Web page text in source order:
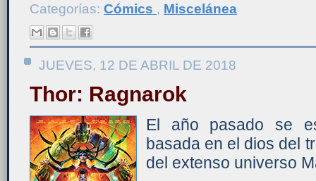
Categorías: Cómics , Miscelánea
JUEVES, 12 DE ABRIL DE 2018
Thor: Ragnarok
El año pasado se
basada en el dios del
del extenso universo